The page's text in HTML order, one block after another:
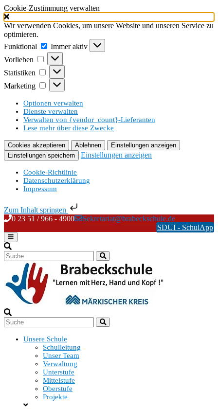
Cookie-Zustimmung verwalten
Wir verwenden Cookies, um unsere Website und unseren Service zu
optimieren.
Funktional
Funktional
Immer aktiv
Vorlieben
Vorlieben
Statistiken Statistiken
Marketing Marketing
Optionen verwalten
Dienste verwalten
Verwalten von {vendor_count}-Lieferanten
Lese mehr über diese Zwecke
Cookies akzeptieren Ablehnen
Einstellungen anzeigen
Einstellungen speichern
Einstellungen anzeigen
Cookie-Richtlinie
Datenschutzerklärung
Impressum
Zum Inhalt springen
Skip
content
0 23 51 / 966 - 4900
Sekretariat@brabeckschule.de
SDUI - SchulApp
Unsere Schule
Schulleitung
Unser Team
Verwaltung
Unterstufe
Mittelstufe
Oberstufe
Projekte